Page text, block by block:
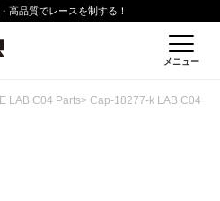
高品質でレースを制する！
メニュー
LAB C04 Parts> Cap-18277-k LAB C04